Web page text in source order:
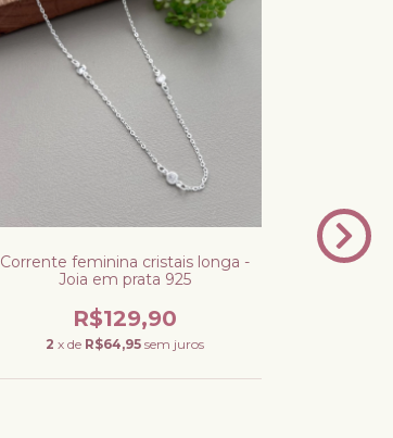
Corrente feminina cristais longa -
Joia em prata 925
R$129,90
2 x de R$64,95 sem juros